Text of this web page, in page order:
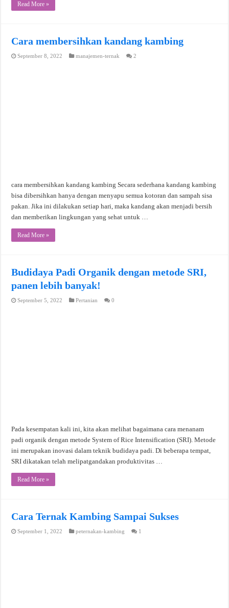
Read More »
Cara membersihkan kandang kambing
September 8, 2022 manajemen-ternak 2
cara membersihkan kandang kambing Secara sederhana kandang kambing
bisa dibersihkan hanya dengan menyapu semua kotoran dan sampah sisa
pakan. Jika ini dilakukan setiap hari, maka kandang akan menjadi bersih
dan memberikan lingkungan yang sehat untuk …
Read More »
Budidaya Padi Organik dengan metode SRI,
panen lebih banyak!
September 5, 2022 Pertanian 0
Pada kesempatan kali ini, kita akan melihat bagaimana cara menanam
padi organik dengan metode System of Rice Intensification (SRI). Metode
ini merupakan inovasi dalam teknik budidaya padi. Di beberapa tempat,
SRI dikatakan telah melipatgandakan produktivitas …
Read More »
Cara Ternak Kambing Sampai Sukses
September 1, 2022 peternakan-kambing 1